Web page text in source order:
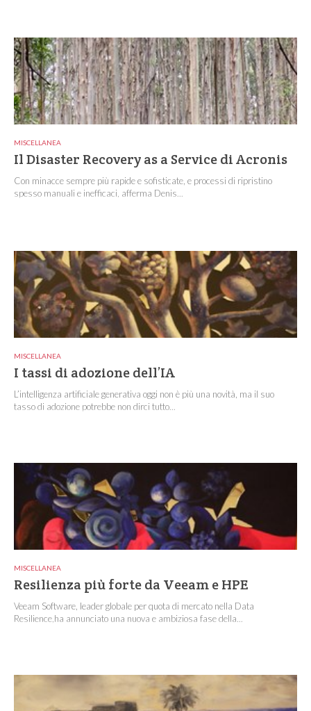
MISCELLANEA
Il Disaster Recovery as a Service di Acronis
Con minacce sempre più rapide e sofisticate, e processi di ripristino
spesso manuali e inefficaci, afferma Denis...
MISCELLANEA
I tassi di adozione dell’IA
L’intelligenza artificiale generativa oggi non è più una novità, ma il suo
tasso di adozione potrebbe non dirci tutto...
MISCELLANEA
Resilienza più forte da Veeam e HPE
Veeam Software, leader globale per quota di mercato nella Data
Resilience,ha annunciato una nuova e ambiziosa fase della...